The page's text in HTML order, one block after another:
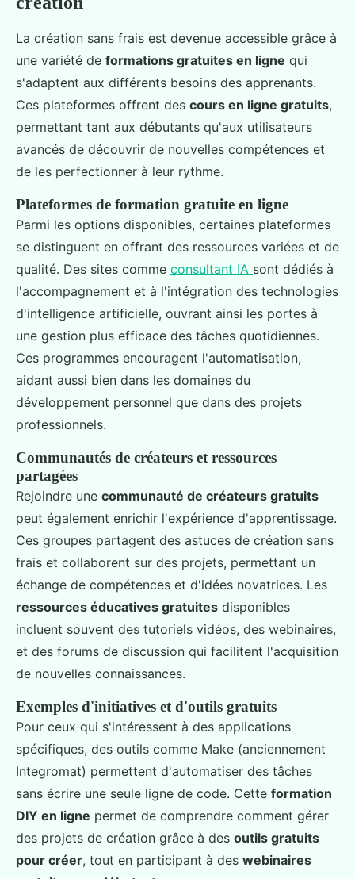
La création sans frais est devenue accessible grâce à
une variété de formations gratuites en ligne qui
s'adaptent aux différents besoins des apprenants.
Ces plateformes offrent des cours en ligne gratuits,
permettant tant aux débutants qu'aux utilisateurs
avancés de découvrir de nouvelles compétences et
de les perfectionner à leur rythme.
Plateformes de formation gratuite en ligne
Parmi les options disponibles, certaines plateformes
se distinguent en offrant des ressources variées et de
qualité. Des sites comme consultant IA sont dédiés à
l'accompagnement et à l'intégration des technologies
d'intelligence artificielle, ouvrant ainsi les portes à
une gestion plus efficace des tâches quotidiennes.
Ces programmes encouragent l'automatisation,
aidant aussi bien dans les domaines du
développement personnel que dans des projets
professionnels.
Communautés de créateurs et ressources
partagées
Rejoindre une communauté de créateurs gratuits
peut également enrichir l'expérience d'apprentissage.
Ces groupes partagent des astuces de création sans
frais et collaborent sur des projets, permettant un
échange de compétences et d'idées novatrices. Les
ressources éducatives gratuites disponibles
incluent souvent des tutoriels vidéos, des webinaires,
et des forums de discussion qui facilitent l'acquisition
de nouvelles connaissances.
Exemples d'initiatives et d'outils gratuits
Pour ceux qui s'intéressent à des applications
spécifiques, des outils comme Make (anciennement
Integromat) permettent d'automatiser des tâches
sans écrire une seule ligne de code. Cette formation
DIY en ligne permet de comprendre comment gérer
des projets de création grâce à des outils gratuits
pour créer, tout en participant à des webinaires